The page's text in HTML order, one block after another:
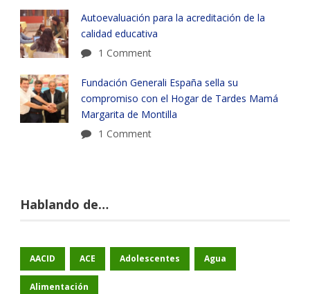
Autoevaluación para la acreditación de la
calidad educativa
1 Comment
Fundación Generali España sella su
compromiso con el Hogar de Tardes Mamá
Margarita de Montilla
1 Comment
Hablando de…
AACID ACE Adolescentes Agua
Alimentación